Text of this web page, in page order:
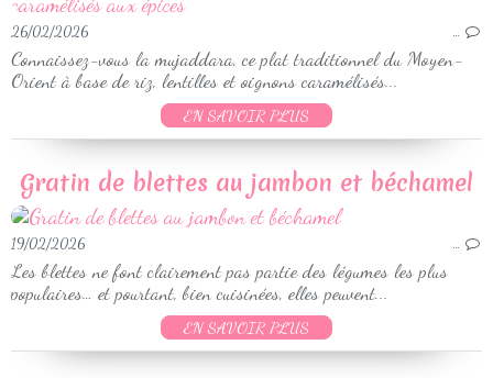
26/02/2026 …
Connaissez-vous la mujaddara, ce plat traditionnel du Moyen-
Orient à base de riz, lentilles et oignons caramélisés...
EN SAVOIR PLUS
Gratin de blettes au jambon et béchamel
19/02/2026 …
Les blettes ne font clairement pas partie des légumes les plus
populaires… et pourtant, bien cuisinées, elles peuvent...
EN SAVOIR PLUS